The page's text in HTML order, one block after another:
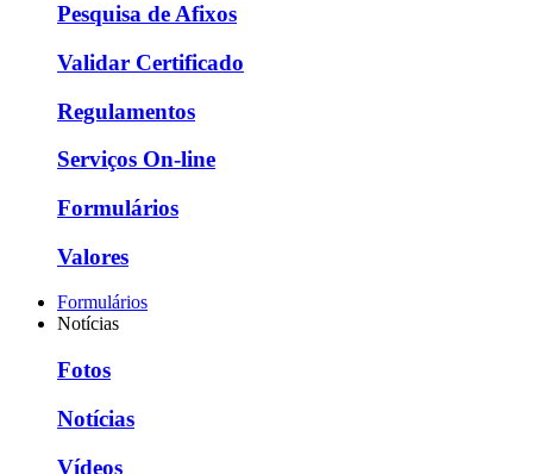
Pesquisa de Afixos
Validar Certificado
Regulamentos
Serviços On-line
Formulários
Valores
Formulários
Notícias
Fotos
Notícias
Vídeos